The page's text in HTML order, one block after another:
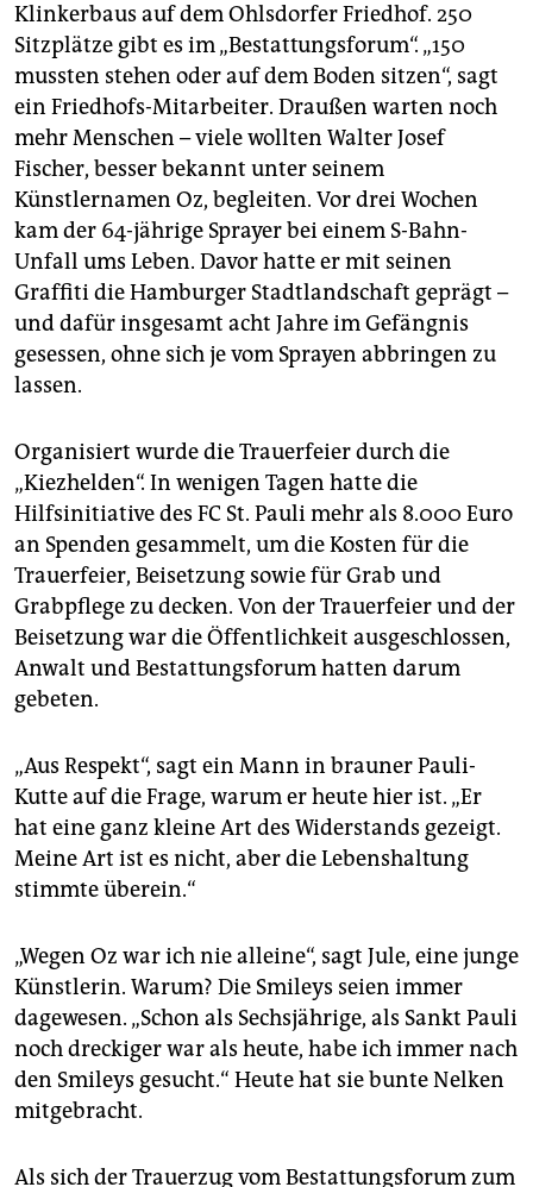
genossenschaft
epaper login
Klinkerbaus auf dem Ohlsdorfer Friedhof. 250
Sitzplätze gibt es im „Bestattungsforum“. „150
mussten stehen oder auf dem Boden sitzen“, sagt
ein Friedhofs-Mitarbeiter. Draußen warten noch
mehr Menschen – viele wollten Walter Josef
Fischer, besser bekannt unter seinem
Künstlernamen Oz, begleiten. Vor drei Wochen
kam der 64-jährige Sprayer bei einem S-Bahn-
Unfall ums Leben. Davor hatte er mit seinen
Graffiti die Hamburger Stadtlandschaft geprägt –
und dafür insgesamt acht Jahre im Gefängnis
gesessen, ohne sich je vom Sprayen abbringen zu
lassen.
Organisiert wurde die Trauerfeier durch die
„Kiezhelden“. In wenigen Tagen hatte die
Hilfsinitiative des FC St. Pauli mehr als 8.000 Euro
an Spenden gesammelt, um die Kosten für die
Trauerfeier, Beisetzung sowie für Grab und
Grabpflege zu decken. Von der Trauerfeier und der
Beisetzung war die Öffentlichkeit ausgeschlossen,
Anwalt und Bestattungsforum hatten darum
gebeten.
„Aus Respekt“, sagt ein Mann in brauner Pauli-
Kutte auf die Frage, warum er heute hier ist. „Er
hat eine ganz kleine Art des Widerstands gezeigt.
Meine Art ist es nicht, aber die Lebenshaltung
stimmte überein.“
„Wegen Oz war ich nie alleine“, sagt Jule, eine junge
Künstlerin. Warum? Die Smileys seien immer
dagewesen. „Schon als Sechsjährige, als Sankt Pauli
noch dreckiger war als heute, habe ich immer nach
den Smileys gesucht.“ Heute hat sie bunte Nelken
mitgebracht.
Als sich der Trauerzug vom Bestattungsforum zum